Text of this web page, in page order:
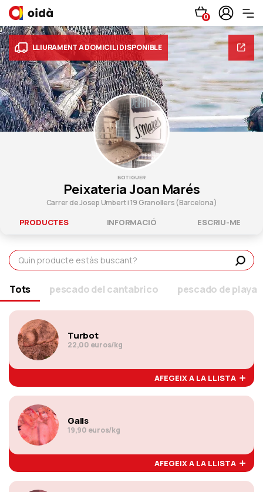
0
LLIURAMENT A DOMICILI DISPONIBLE
BOTIGUER
Peixateria Joan Marés
Carrer de Josep Umbert i 19 Granollers (Barcelona)
PRODUCTES INFORMACIÓ ESCRIU-ME
Tots pescado del cantabrico pescado de playa
Turbot
22,00 euros/kg
AFEGEIX A LA LLISTA
Galls
19,90 euros/kg
AFEGEIX A LA LLISTA